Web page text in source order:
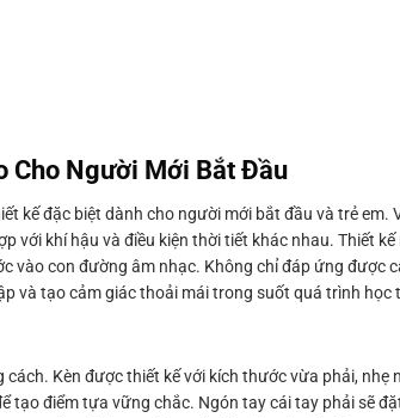
Cho Người Mới Bắt Đầu
kế đặc biệt dành cho người mới bắt đầu và trẻ em.
với khí hậu và điều kiện thời tiết khác nhau. Thiết
con đường âm nhạc. Không chỉ đáp ứng được
và tạo cảm giác thoải mái trong suốt quá trình học
Kèn được thiết kế với kích thước vừa phải, nhẹ
tạo điểm tựa vững chắc. Ngón tay cái tay phải sẽ